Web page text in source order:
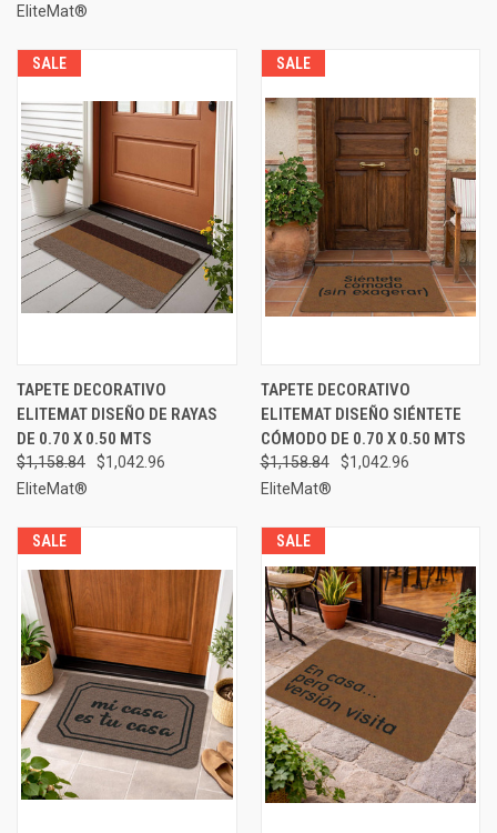
EliteMat®
SALE
TAPETE DECORATIVO
ELITEMAT DISEÑO DE RAYAS
DE 0.70 X 0.50 MTS
$1,158.84
$1,042.96
EliteMat®
SALE
TAPETE DECORATIVO
ELITEMAT DISEÑO SIÉNTETE
CÓMODO DE 0.70 X 0.50 MTS
$1,158.84
$1,042.96
EliteMat®
SALE SALE